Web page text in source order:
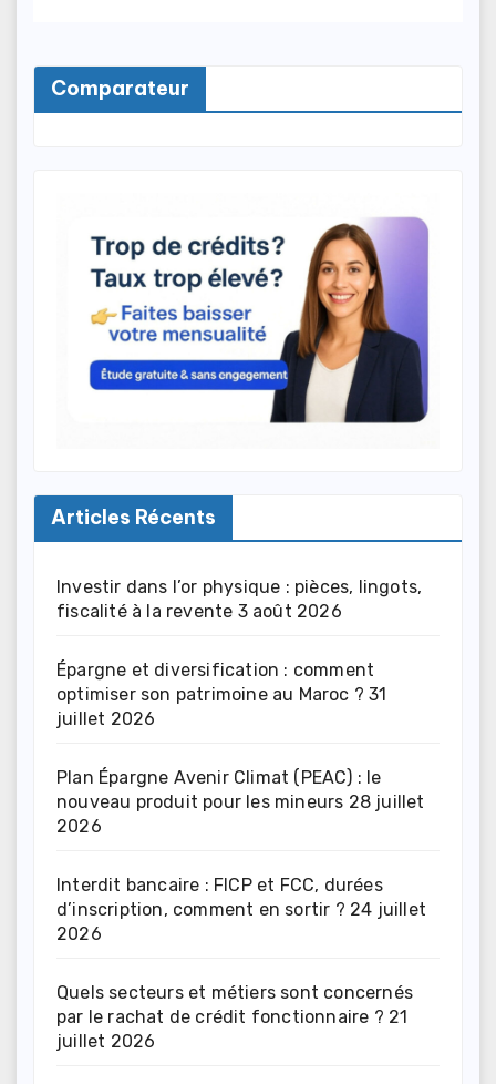
Comparateur
Articles Récents
Investir dans l’or physique : pièces, lingots,
fiscalité à la revente 3 août 2026
Épargne et diversification : comment
optimiser son patrimoine au Maroc ? 31
juillet 2026
Plan Épargne Avenir Climat (PEAC) : le
nouveau produit pour les mineurs 28 juillet
2026
Interdit bancaire : FICP et FCC, durées
d’inscription, comment en sortir ? 24 juillet
2026
Quels secteurs et métiers sont concernés
par le rachat de crédit fonctionnaire ? 21
juillet 2026